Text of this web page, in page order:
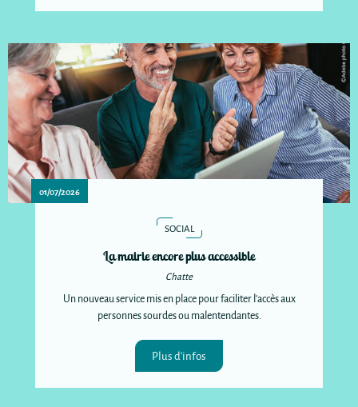
01/07/2026
SOCIAL
La mairie encore plus accessible
Chatte
Un nouveau service mis en place pour faciliter l'accès aux
personnes sourdes ou malentendantes.
Plus d'infos